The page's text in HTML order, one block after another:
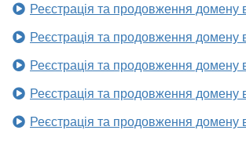
Реєстрація та продовження домену
Реєстрація та продовження домену
Реєстрація та продовження домену
Реєстрація та продовження домену
Реєстрація та продовження домену